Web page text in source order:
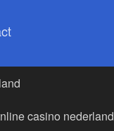
casino nederland